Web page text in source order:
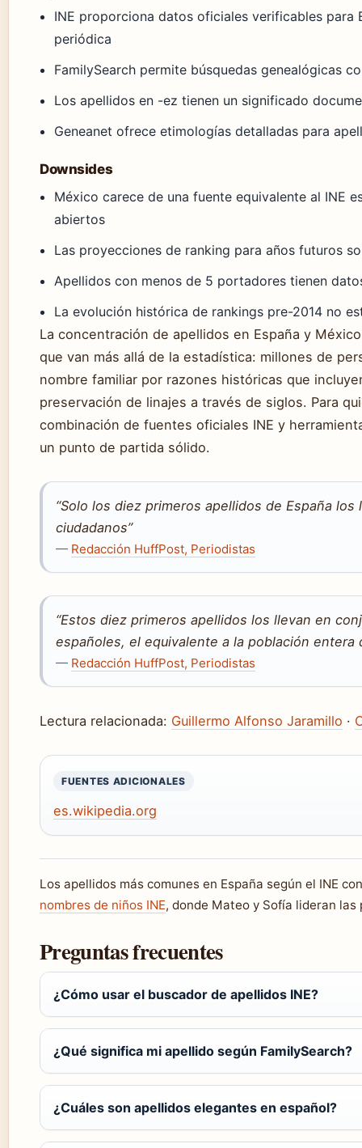
INE proporciona datos oficiales verificables para
periódica
FamilySearch permite búsquedas genealógicas
Los apellidos en -ez tienen un significado
Geneanet ofrece etimologías detalladas para
Downsides
México carece de una fuente equivalente al INE
abiertos
Las proyecciones de ranking para años futuros
Apellidos con menos de 5 portadores tienen
La evolución histórica de rankings pre-2014 no
La concentración de apellidos en España y
que van más allá de la estadística: millones de
nombre familiar por razones históricas que
preservación de linajes a través de siglos. Para
combinación de fuentes oficiales INE y
un punto de partida sólido.
“Solo los diez primeros apellidos de España
ciudadanos”
— Redacción HuffPost, Periodistas
“Estos diez primeros apellidos los llevan en
españoles, el equivalente a la población entera
— Redacción HuffPost, Periodistas
Lectura relacionada: Guillermo Alfonso Jaramillo ·
FUENTES ADICIONALES
es.wikipedia.org
Los apellidos más comunes en España según el INE
nombres de niños INE, donde Mateo y Sofía lideran
Preguntas frecuentes
¿Cómo usar el buscador de apellidos INE?
¿Qué significa mi apellido según FamilySearch?
¿Cuáles son apellidos elegantes en español?